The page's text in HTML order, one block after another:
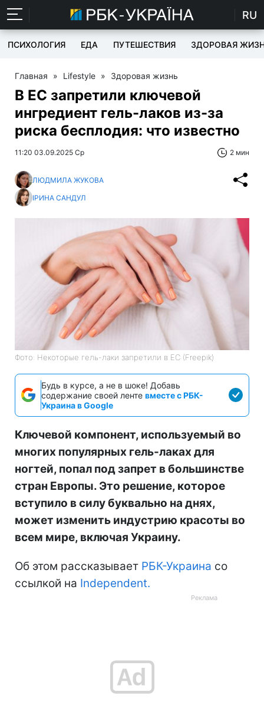
RU
ПСИХОЛОГИЯ ЕДА ПУТЕШЕСТВИЯ ЗДОРОВАЯ
Главная » Lifestyle » Здоровая жизнь
В ЕС запретили ключевой
ингредиент гель-лаков из-за
риска бесплодия: что известно
11:20 03.09.2025 Ср 2 мин
ЛЮДМИЛА ЖУКОВА
ІРИНА САНДУЛ
Фото: Некоторые гель-лаки запретили в ЕС (Freepik)
Будь в курсе, а не в шоке! Добавь
содержание своей ленте вместе с РБК-
Украина в Google
Ключевой компонент, используемый во
многих популярных гель-лаках для
ногтей, попал под запрет в большинстве
стран Европы. Это решение, которое
вступило в силу буквально на днях,
может изменить индустрию красоты во
всем мире, включая Украину.
Об этом рассказывает РБК-Украина со
ссылкой на Independent.